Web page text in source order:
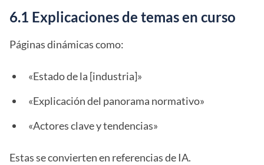
6.1 Explicaciones de temas en curso
Páginas dinámicas como:
«Estado de la [industria]»
«Explicación del panorama normativo»
«Actores clave y tendencias»
Estas se convierten en referencias de IA.